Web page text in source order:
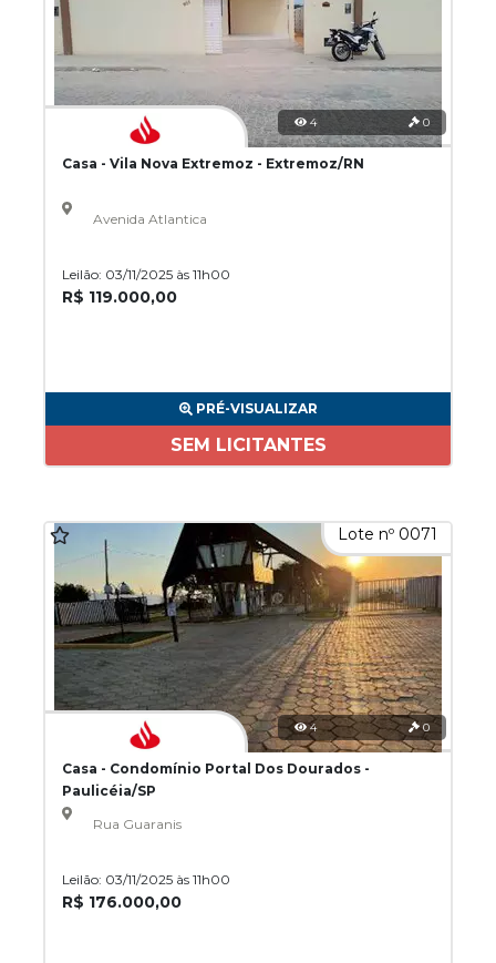
4 0
Casa - Vila Nova Extremoz - Extremoz/RN
Avenida Atlantica
Leilão: 03/11/2025 às 11h00
R$ 119.000,00
PRÉ-VISUALIZAR
SEM LICITANTES
Lote nº 0071
4 0
Casa - Condomínio Portal Dos Dourados -
Paulicéia/SP
Rua Guaranis
Leilão: 03/11/2025 às 11h00
R$ 176.000,00